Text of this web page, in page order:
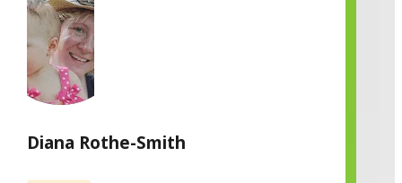
Diana Rothe-Smith